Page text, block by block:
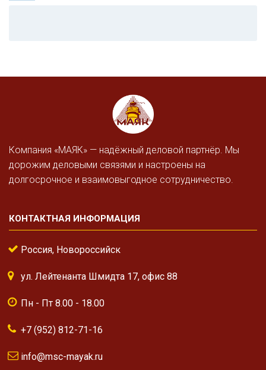
Компания «МАЯК» — надёжный деловой партнёр. Мы
дорожим деловыми связями и настроены на
долгосрочное и взаимовыгодное сотрудничество.
КОНТАКТНАЯ ИНФОРМАЦИЯ
Россия, Новороссийск
ул. Лейтенанта Шмидта 17, офис 88
Пн - Пт 8.00 - 18.00
+7 (952) 812-71-16
info@msc-mayak.ru